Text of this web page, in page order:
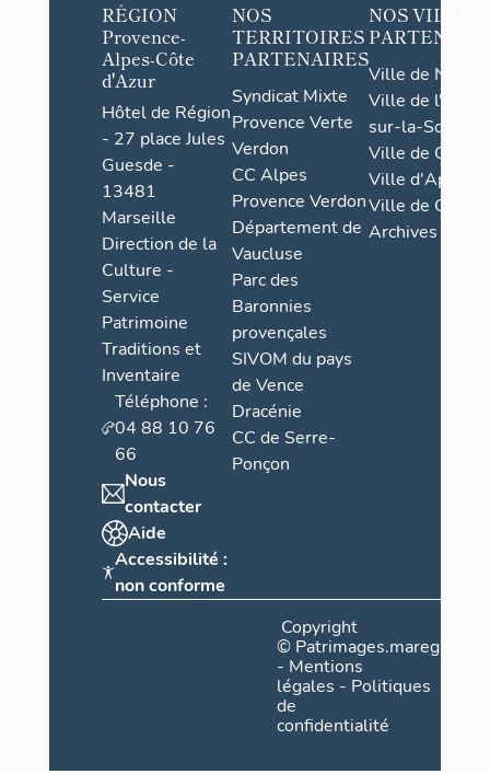
RÉGION
Provence-
Alpes-Côte
d'Azur
Hôtel de Région
- 27 place Jules
Guesde -
13481
Marseille
Direction de la
Culture -
Service
Patrimoine
Traditions et
Inventaire
Téléphone :
04 88 10 76
66
Nous
contacter
Aide
Accessibilité :
non conforme
NOS
TERRITOIRES
PARTENAIRES
Syndicat Mixte
Provence Verte
Verdon
CC Alpes
Provence Verdon
Département de
Vaucluse
Parc des
Baronnies
provençales
SIVOM du pays
de Vence
Dracénie
CC de Serre-
Ponçon
NOS VILLES
Ville de Nice
Ville de l'Isle-
sur-la-Sorgue
Ville de Grasse
Ville d'Apt
Ville de
Archives
Copyright
©
- Mentions
légales - Politiques
de
confidentialité